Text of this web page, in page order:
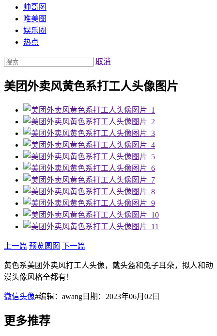
帅哥图
唯美图
娱乐圈
热点
取消
美团外卖风黄色系打工人头像图片
上一篇 预览圆图 下一篇
黄色系美团外卖风打工人头像，戴头盔和兔子耳朵，拟人和动
漫头像风格全都有！
微信头像#编辑：awang日期：2023年06月02日
更多推荐